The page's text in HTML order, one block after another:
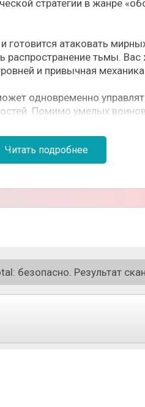
стратегии в жанре
готовится атаковать
распространение тьмы.
и привычная
одновременно
Помимо умелых
умело располагать
разделен на волны,
Читать подробнее
безопасно. Результат